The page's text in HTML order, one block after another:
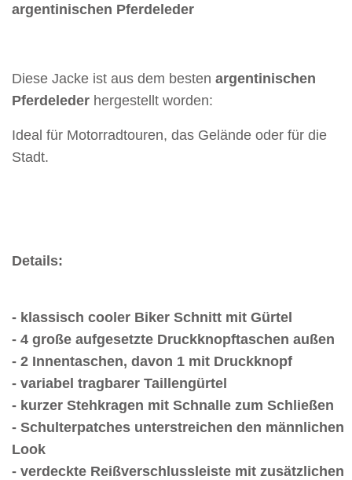
argentinischen Pferdeleder
Diese Jacke ist aus dem besten argentinischen
Pferdeleder hergestellt worden:
Ideal für Motorradtouren, das Gelände oder für die
Stadt.
Details:
- klassisch cooler Biker Schnitt mit Gürtel
- 4 große aufgesetzte Druckknopftaschen außen
- 2 Innentaschen, davon 1 mit Druckknopf
- variabel tragbarer Taillengürtel
- kurzer Stehkragen mit Schnalle zum Schließen
- Schulterpatches unterstreichen den männlichen
Look
- verdeckte Reißverschlussleiste mit zusätzlichen